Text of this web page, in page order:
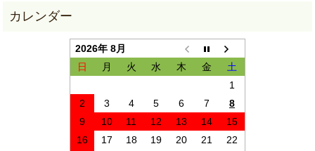
2026年 8月
日
月 火 水 木 金
土
1
2
3 4 5 6 7
8
9
10 11 12 13 14
15
16
17 18 19 20 21
22